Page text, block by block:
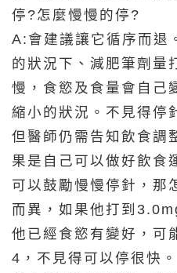
停?怎麼慢慢的停?
A:會建議讓它循序而退
的狀況下、減肥筆劑量
慢，食慾及食量會自己
縮小的狀況。不見得停
但醫師仍需告知飲食調
果是自己可以做好飲食
可以鼓勵慢慢停針，那
而異，如果他打到
他已經食慾有變好，可
4，不見得可以停很快。